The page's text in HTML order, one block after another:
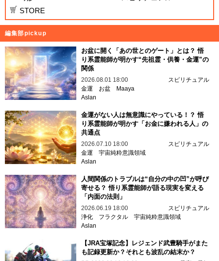
STORE
編集部pickup
お盆に開く「あの世とのゲート」とは？ 悟
り系霊能師が明かす“先祖霊・供養・金運”の
関係
2026.08.01 18:00
スピリチュアル
金運
お盆
Maaya
Aslan
金運がない人は無意識にやっている！？ 悟
り系霊能師が明かす「お金に嫌われる人」の
共通点
2026.07.10 18:00
スピリチュアル
金運 宇宙純粋意識領域
Aslan
人間関係のトラブルは“自分の中の凹”が呼び
寄せる？ 悟り系霊能師が語る現実を変える
「内面の法則」
2026.06.19 18:00
スピリチュアル
浄化
フラクタル 宇宙純粋意識領域
Aslan
【JRA宝塚記念】レジェンド武豊騎手がまた
も記録更新か？それとも波乱の結末か？